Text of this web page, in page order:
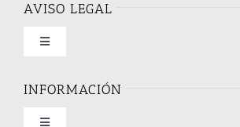
AVISO LEGAL
Toggle
Condiciones de uso
INFORMACIÓN